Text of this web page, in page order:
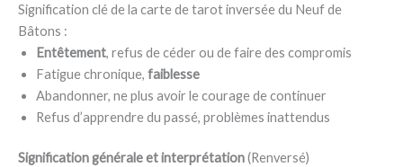
Signification clé de la carte de tarot inversée du Neuf de
Bâtons :
Entêtement, refus de céder ou de faire des compromis
Fatigue chronique, faiblesse
Abandonner, ne plus avoir le courage de continuer
Refus d’apprendre du passé, problèmes inattendus
Signification générale et interprétation(Renversé)